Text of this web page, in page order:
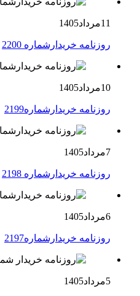
11مرداد1405
روزنامه خریدارشماره 2200
10مرداد1405
روزنامه خریدارشماره2199
7مرداد1405
روزنامه خریدارشماره 2198
6مرداد1405
روزنامه خریدارشماره2197
5مرداد1405